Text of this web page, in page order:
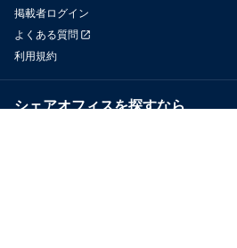
掲載者ログイン
よくある質問
利用規約
シェアオフィスを探すなら